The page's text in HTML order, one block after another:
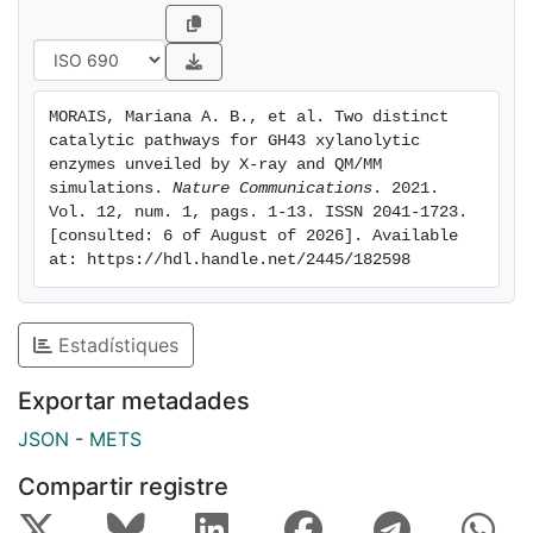
and impact on our understanding about their
interaction with substrates and inhibitors.
MORAIS, Mariana A. B., et al. Two distinct
catalytic pathways for GH43 xylanolytic
enzymes unveiled by X-ray and QM/MM
simulations. Nature Communications . 2021.
Vol. 12, num. 1, pags. 1-13. ISSN 2041-1723.
[consulted: 6 of August of 2026]. Available
at: https://hdl.handle.net/2445/182598
Estadístiques
Exportar metadades
JSON - METS
Compartir registre